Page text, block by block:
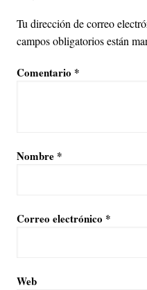
Tu dirección de correo
campos obligatorios están
Comentario *
Nombre *
Correo electrónico *
Web